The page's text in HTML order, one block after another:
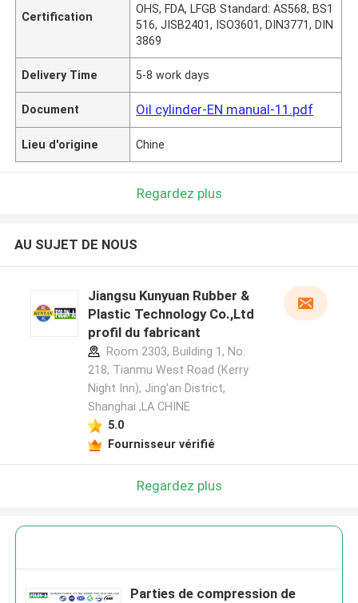
Certification
OHS, FDA, LFGB Standard: AS568, BS1
516, JISB2401, ISO3601, DIN3771, DIN
3869
Delivery Time 5-8 work days
Document Oil cylinder-EN manual-11.pdf
Lieu d'origine Chine
Regardez plus
AU SUJET DE NOUS
Jiangsu Kunyuan Rubber &
Plastic Technology Co.,Ltd
profil du fabricant
Room 2303, Building 1, No.
218, Tianmu West Road (Kerry
Night Inn), Jing'an District,
Shanghai ,LA CHINE
5.0
Fournisseur vérifié
Regardez plus
Parties de compression de